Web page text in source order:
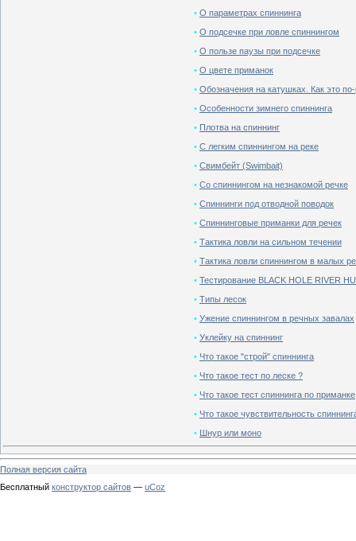
• О параметрах спиннинга
• О подсечке при ловле спиннингом
• О пользе паузы при подсечке
• О цвете приманок
• Обозначения на катушках. Как это
• Особенности зимнего спиннинга
• Плотва на спиннинг
• С легким спиннингом на реке
• Свимбейт (Swimbait)
• Со спиннингом на незнакомой речке
• Спиннинги под отводной поводок
• Спиннинговые приманки для речек
• Тактика ловли на сильном течении
• Тактика ловли спиннингом в малых
• Тестирование BLACK HOLE RIVER
• Типы лесок
• Ужение спиннингом в речных завалах
• Уклейку на спиннинг
• Что такое "строй" спиннинга
• Что такое тест по леске ?
• Что такое тест спиннинга по приманке
• Что такое чувствительность
•
Шнур или моно
Полная версия сайта
Бесплатный конструктор сайтов — uCoz